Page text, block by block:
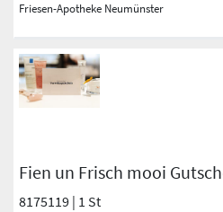
Friesen-Apotheke Neumünster
Fien un Frisch mooi
8175119 | 1 St